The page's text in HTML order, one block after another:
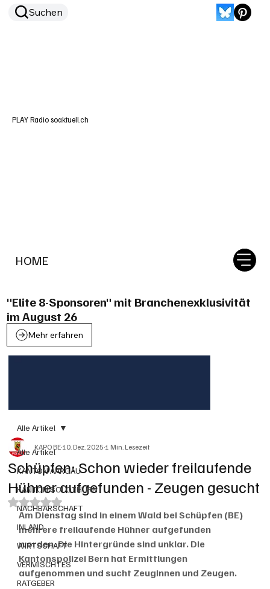
HOME
Suchen
PLAY Radio soaktuell.ch
"Elite 8-Sponsoren" mit Branchenexklusivität
im August 26
Mehr erfahren
Alle Artikel
KANTON AARGAU
KANTON SOLOTHURN
NACHBARSCHAFT
INLAND
WIRTSCHAFT
VERMISCHTES
RATGEBER
Alle Artikel
Schüpfen: Schon wieder freilaufende
Hühner aufgefunden - Zeugen gesucht
KAPO BE10. Dez. 20251 Min. Lesezeit
Mit NaN von 5 Sternen bewertet.
Am Dienstag sind in einem Wald bei Schüpfen (BE)
mehrere freilaufende Hühner aufgefunden
worden. Die Hintergründe sind unklar. Die
Kantonspolizei Bern hat Ermittlungen
aufgenommen und sucht Zeuginnen und Zeugen.